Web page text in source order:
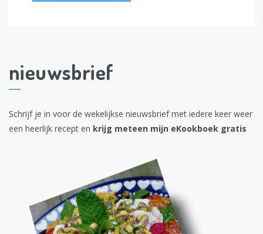
nieuwsbrief
Schrijf je in voor de wekelijkse nieuwsbrief met iedere keer weer
een heerlijk recept en krijg meteen mijn eKookboek gratis